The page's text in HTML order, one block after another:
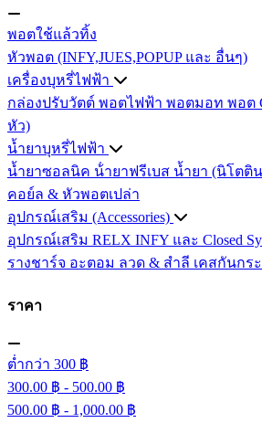
พอตใช้แล้วทิ้ง
หัวพอต (INFY,JUES,POPUP และ อื่นๆ)
เครื่องบุหรี่ไฟฟ้า
กล่องปรับวัตต์ พอตไฟฟ้า พอตมอท พอต
หัว)
น้ำยาบุหรี่ไฟฟ้า
น้ำยาซอลนิค น้ํายาฟรีเบส น้ำยา (นิโตติ
คอย์ล & หัวพอตเปล่า
อุปกรณ์เสริม (Accessories)
อุปกรณ์เสริม RELX INFY และ Closed
รางชาร์จ อะตอม ลวด ​& สำลี เคสกันกร
ราคา
ต่ำกว่า 300 ฿
300.00 ฿ - 500.00 ฿
500.00 ฿ - 1,000.00 ฿